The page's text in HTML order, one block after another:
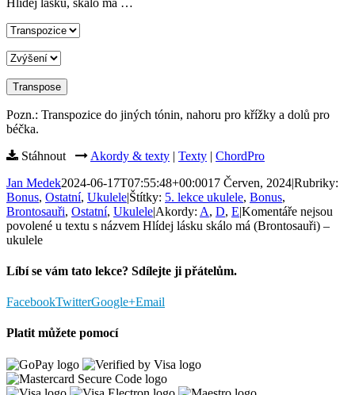
Pozn.: Transpozice do jiných tónin, nahoru pro křížky a dolů pro
béčka.
Stáhnout
Akordy & texty | Texty | ChordPro
Jan Medek2024-06-17T07:55:48+00:0017 Červen, 2024|Rubriky:
Bonus, Ostatní, Ukulele|Štítky: 5. lekce ukulele, Bonus,
Brontosauři, Ostatní, Ukulele|Akordy: A, D, E|Komentáře nejsou
povolené u textu s názvem Hlídej lásku skálo má (Brontosauři) –
ukulele
Líbí se vám tato lekce? Sdílejte ji přátelům.
FacebookTwitterGoogle+Email
Platit můžete pomocí